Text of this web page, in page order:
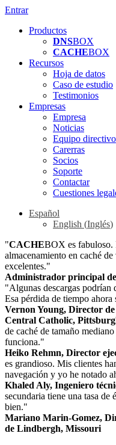
Entrar
Productos
DNSBOX
CACHEBOX
Recursos
Hoja de datos
Caso de estudio
Testimonios
Empresas
Empresa
Noticias
Equipo directivo
Carerras
Socios
Soporte
Contactar
Cuestiones
Español
English (Inglés)
"CACHEBOX es fabuloso.
almacenamiento en caché
excelentes."
Administrador principal
"Algunas descargas podrían
Esa pérdida de tiempo ahora
Vernon Young, Director
Central Catholic,
de caché de tamaño
funciona."
Heiko Rehmn, Director
es grandioso. Mis clientes
navegación y yo he notado
Khaled Aly, Ingeniero
secundaria tiene una tasa
bien."
Mariano Marin-Gomez,
de Lindbergh, Missouri